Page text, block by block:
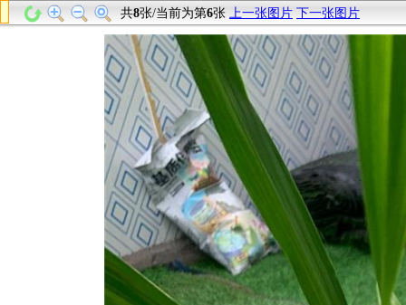
共8张/当前为第6张 上一张图片 下一张图片